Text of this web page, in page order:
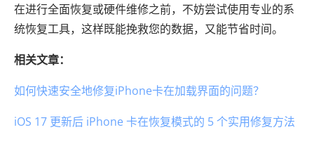
在进行全面恢复或硬件维修之前，不妨尝试使用专业的系
统恢复工具，这样既能挽救您的数据，又能节省时间。
相关文章：
如何快速安全地修复iPhone卡在加载界面的问题？
iOS 17 更新后 iPhone 卡在恢复模式的 5 个实用修复方法